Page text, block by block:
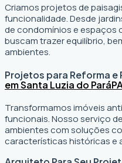
Criamos projetos de
funcionalidade. Desde
de condomínios e
buscam trazer equilíbrio,
ambientes.
Projetos para Reforma e
em Santa Luzia do Pará
Transformamos imóveis
funcionais. Nosso serviço
ambientes com soluções
características históricas e